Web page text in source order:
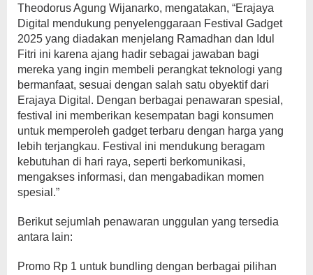
Theodorus Agung Wijanarko, mengatakan, “Erajaya
Digital mendukung penyelenggaraan Festival Gadget
2025 yang diadakan menjelang Ramadhan dan Idul
Fitri ini karena ajang hadir sebagai jawaban bagi
mereka yang ingin membeli perangkat teknologi yang
bermanfaat, sesuai dengan salah satu obyektif dari
Erajaya Digital. Dengan berbagai penawaran spesial,
festival ini memberikan kesempatan bagi konsumen
untuk memperoleh gadget terbaru dengan harga yang
lebih terjangkau. Festival ini mendukung beragam
kebutuhan di hari raya, seperti berkomunikasi,
mengakses informasi, dan mengabadikan momen
spesial.”
Berikut sejumlah penawaran unggulan yang tersedia
antara lain:
Promo Rp 1 untuk bundling dengan berbagai pilihan